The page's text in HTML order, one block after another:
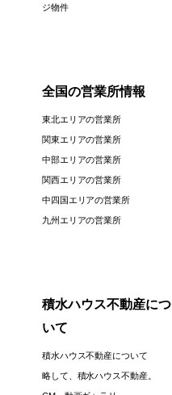
ジ物件
全国の営業所情報
東北エリアの営業所
関東エリアの営業所
中部エリアの営業所
関西エリアの営業所
中四国エリアの営業所
九州エリアの営業所
積水ハウス不動産につ
いて
積水ハウス不動産について
略して、積水ハウス不動産。